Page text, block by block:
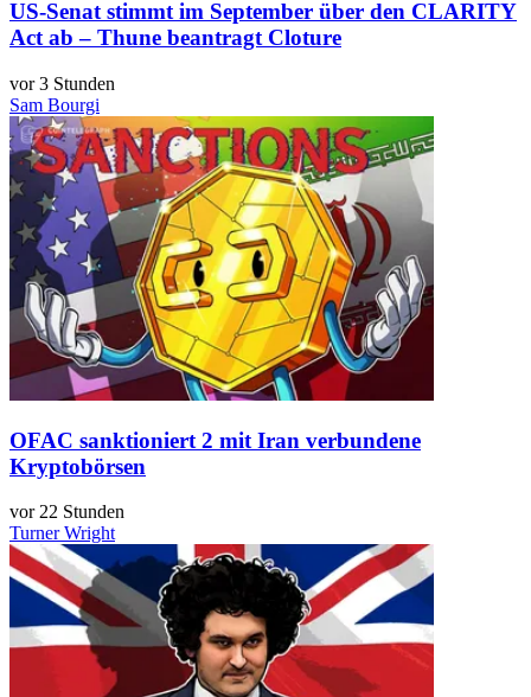
US-Senat stimmt im September über den CLARITY
Act ab – Thune beantragt Cloture
vor 3 Stunden
Sam Bourgi
OFAC sanktioniert 2 mit Iran verbundene
Kryptobörsen
vor 22 Stunden
Turner Wright